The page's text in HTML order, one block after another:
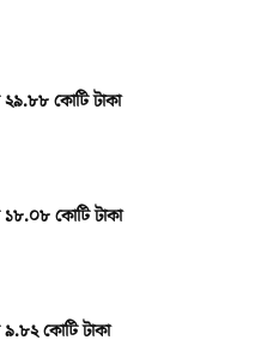
কোটি টাকা
কোটি টাকা
কোটি টাকা